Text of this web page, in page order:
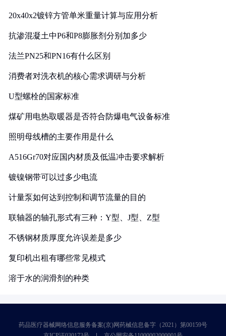
20x40x2镀锌方管单米重量计算与应用分析
抗渗混凝土中P6和P8膨胀剂分别加多少
法兰PN25和PN16有什么区别
消费者对洗衣机的核心需求调研与分析
U型螺栓的国家标准
煤矿用电热取暖器是否符合防爆电气设备标准
照明母线槽的主要作用是什么
A516Gr70对应国内材质及低温冲击要求解析
镀镍钢带可以过多少电流
计量泵如何达到控制和调节流量的目的
联轴器的轴孔形式有三种：Y型、J型、Z型
不锈钢材质厚度允许误差是多少
复印机出租有哪些常见模式
溶于水的润滑剂的种类
药品医疗器械网络信息服务备案(京)网药械信息备字（2021）第00159号